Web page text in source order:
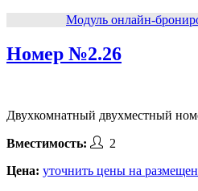
Модуль онлайн-
Номер №2.26
Двухкомнатный двухместный
Вместимость: 2
Цена: уточнить цены на